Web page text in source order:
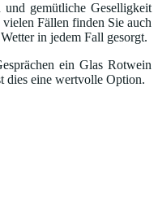
und gemütliche Geselligkeit
Fällen finden Sie auch
in jedem Fall gesorgt.
ein Glas Rotwein
dies eine wertvolle Option.